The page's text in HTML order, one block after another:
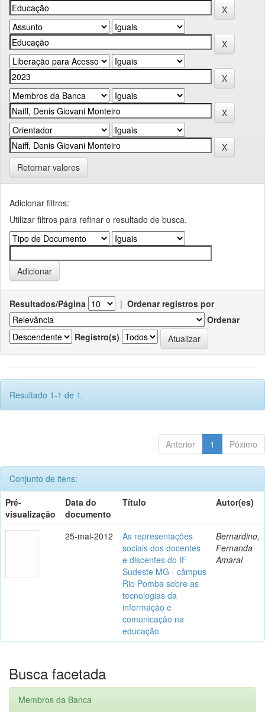
Retornar valores
Adicionar filtros:
Utilizar filtros para refinar o resultado de busca.
Resultados/Página | Ordenar registros por
Ordenar
Registro(s)
Resultado 1-1 de 1.
Anterior 1 Póximo
Conjunto de itens:
Pré-
visualização
Data do
documento
Título Autor(es)
25-mai-2012
As representações
sociais dos docentes
e discentes do IF
Sudeste MG - câmpus
Rio Pomba sobre as
tecnologias da
informação e
comunicação na
educação
Bernardino,
Fernanda
Amaral
Busca facetada
Membros da Banca